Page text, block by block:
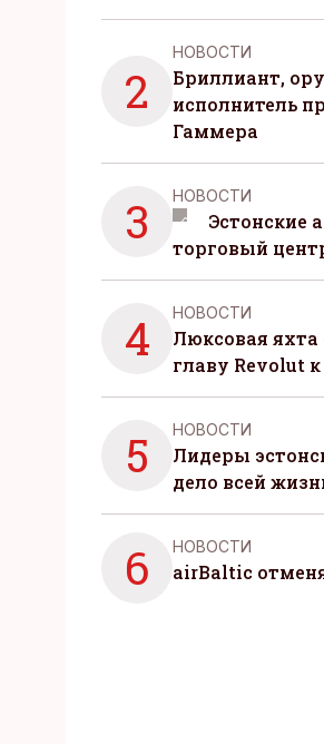
2
НОВОСТИ
Бриллиант,
исполнитель
Гаммера
3 НОВОСТИ
Эстонские
торговый
4 НОВОСТИ
Люксовая яхта
главу Revolut
5 НОВОСТИ
Лидеры
дело всей
6 НОВОСТИ
airBaltic